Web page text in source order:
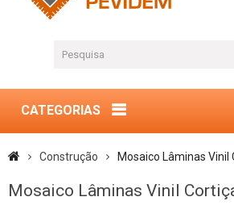
CATEGORIAS
Construção Mosaico Lâminas Vinil
Mosaico Lâminas Vinil